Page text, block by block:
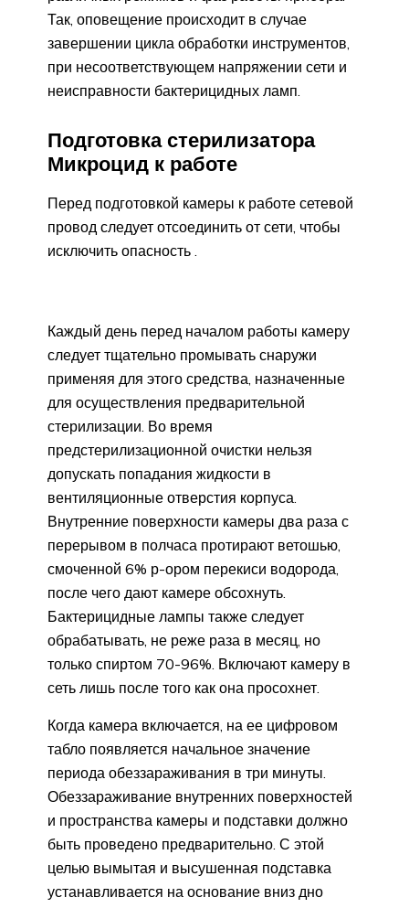
Так, оповещение происходит в случае
завершении цикла обработки инструментов,
при несоответствующем напряжении сети и
неисправности бактерицидных ламп.
Подготовка стерилизатора
Микроцид к работе
Перед подготовкой камеры к работе сетевой
провод следует отсоединить от сети, чтобы
исключить опасность .
Каждый день перед началом работы камеру
следует тщательно промывать снаружи
применяя для этого средства, назначенные
для осуществления предварительной
стерилизации. Во время
предстерилизационной очистки нельзя
допускать попадания жидкости в
вентиляционные отверстия корпуса.
Внутренние поверхности камеры два раза с
перерывом в полчаса протирают ветошью,
смоченной 6% р-ором перекиси водорода,
после чего дают камере обсохнуть.
Бактерицидные лампы также следует
обрабатывать, не реже раза в месяц, но
только спиртом 70-96%. Включают камеру в
сеть лишь после того как она просохнет.
Когда камера включается, на ее цифровом
табло появляется начальное значение
периода обеззараживания в три минуты.
Обеззараживание внутренних поверхностей
и пространства камеры и подставки должно
быть проведено предварительно. С этой
целью вымытая и высушенная подставка
устанавливается на основание вниз дно